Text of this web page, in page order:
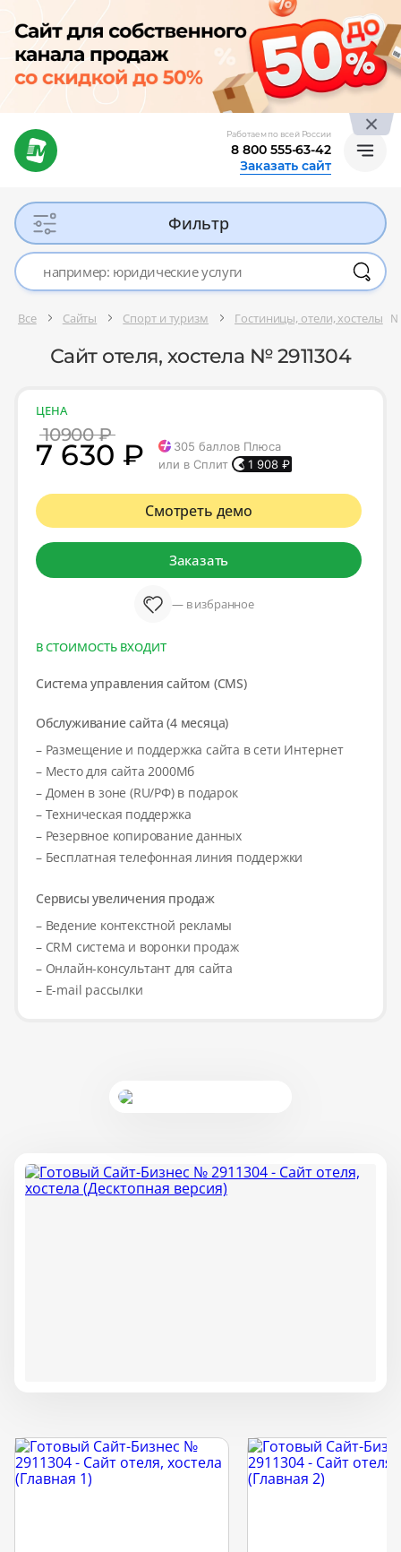
Работаем по всей России
8 800 555-63-42
Заказать сайт
Фильтр
Все Сайты Спорт и туризм Гостиницы, отели, хостелы №
Сайт отеля, хостела № 2911304
ЦЕНА
10900 ₽
7 630 ₽ 305 баллов Плюса
или в Сплит
1 908 ₽
Смотреть демо
Заказать
— в избранное
В СТОИМОСТЬ ВХОДИТ
Система управления сайтом (CMS)
Обслуживание сайта (4 месяца)
– Размещение и поддержка сайта в сети Интернет
– Место для сайта 2000Мб
– Домен в зоне (RU/РФ) в подарок
– Техническая поддержка
– Резервное копирование данных
– Бесплатная телефонная линия поддержки
Сервисы увеличения продаж
– Ведение контекстной рекламы
– CRM система и воронки продаж
– Онлайн-консультант для сайта
– E-mail рассылки